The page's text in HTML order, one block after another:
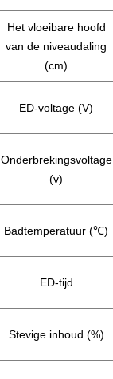
Het vloeibare hoofd
van de niveaudaling
(cm)
ED-voltage (V)
Onderbrekingsvoltage
(v)
Badtemperatuur (℃)
ED-tijd
Stevige inhoud (%)